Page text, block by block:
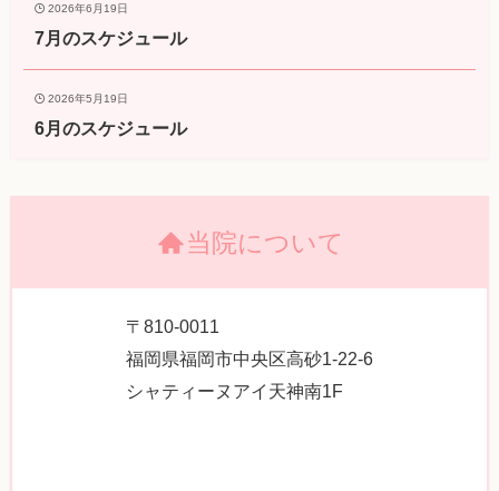
2026年6月19日
7月のスケジュール
2026年5月19日
6月のスケジュール
当院について
〒810-0011
福岡県福岡市中央区高砂1-22-6
シャティーヌアイ天神南1F